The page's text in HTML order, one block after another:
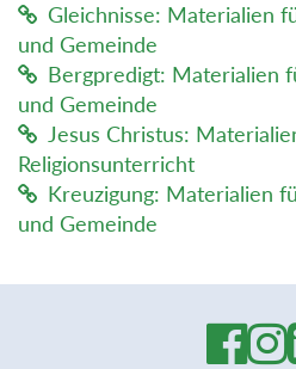
Gleichnisse: Materialien
und Gemeinde
Bergpredigt: Materialien
und Gemeinde
Jesus Christus:
Religionsunterricht
Kreuzigung: Materialien
und Gemeinde